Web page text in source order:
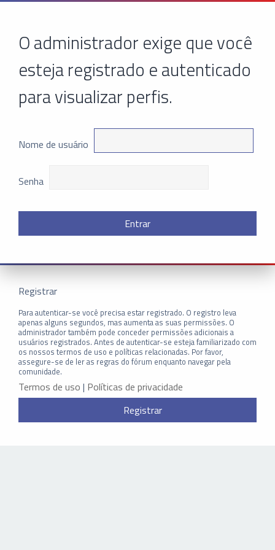
O administrador exige que você
esteja registrado e autenticado
para visualizar perfis.
Nome de usuário
Senha
Registrar
Para autenticar-se você precisa estar registrado. O registro leva
apenas alguns segundos, mas aumenta as suas permissões. O
administrador também pode conceder permissões adicionais a
usuários registrados. Antes de autenticar-se esteja familiarizado com
os nossos termos de uso e políticas relacionadas. Por favor,
assegure-se de ler as regras do fórum enquanto navegar pela
comunidade.
Termos de uso | Políticas de privacidade
Registrar